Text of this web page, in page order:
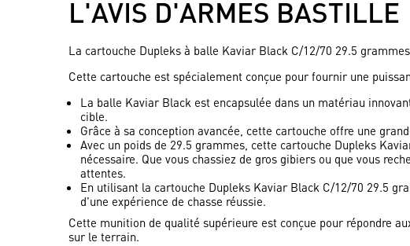
L'AVIS D'ARMES BASTILLE
La cartouche Dupleks à balle Kaviar Black C/12/70 29.5
Cette cartouche est spécialement conçue pour fournir une
La balle Kaviar Black est encapsulée dans un matériau
cible.
Grâce à sa conception avancée, cette cartouche offre une
Avec un poids de 29.5 grammes, cette cartouche Dupleks
nécessaire. Que vous chassiez de gros gibiers ou que vous
attentes.
En utilisant la cartouche Dupleks Kaviar Black C/12/70 29.5
d'une expérience de chasse réussie.
Cette munition de qualité supérieure est conçue pour répondre
sur le terrain.